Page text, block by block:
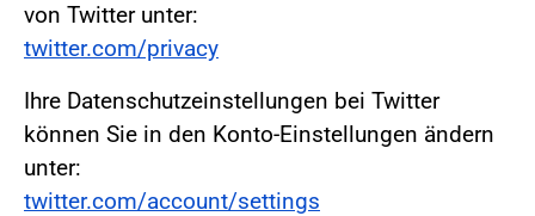
von Twitter unter:
twitter.com/privacy
Ihre Datenschutzeinstellungen bei Twitter
können Sie in den Konto-Einstellungen ändern
unter:
twitter.com/account/settings